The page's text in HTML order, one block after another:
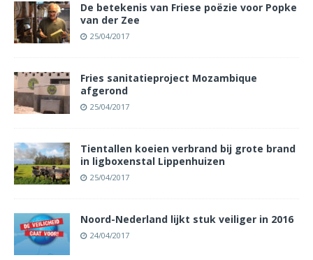
De betekenis van Friese poëzie voor Popke
van der Zee
25/04/2017
Fries sanitatieproject Mozambique
afgerond
25/04/2017
Tientallen koeien verbrand bij grote brand
in ligboxenstal Lippenhuizen
25/04/2017
Noord-Nederland lijkt stuk veiliger in 2016
24/04/2017